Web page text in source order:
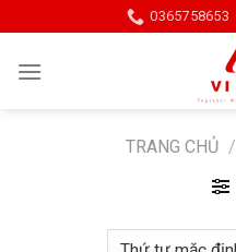
to
content
0365758653
TRANG CHỦ /